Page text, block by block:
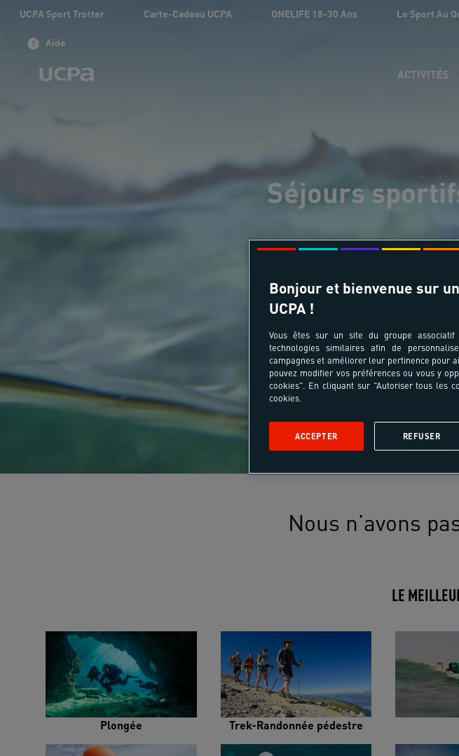
UCPA Sport Trotter Carte-Cadeau UCPA ONELIFE 18-30 Ans Le Sport Au
Aide
ACTIVITÉS
Séjours
Nous n’avons
LE
Plongée Trek-Randonnée pédestre
Bonjour et bienvenue sur
UCPA !
Vous êtes sur un site du groupe
technologies similaires afin de
campagnes et améliorer leur pertinence pour
pouvez modifier vos préférences ou vous y
cookies". En cliquant sur "Autoriser tous les
cookies.
REFUSER
ACCEPTER